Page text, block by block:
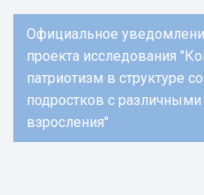
Официальное
проекта исследования
патриотизм в структуре
подростков с
взросления"